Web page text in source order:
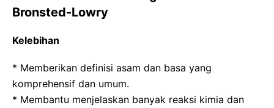
Bronsted-Lowry
Kelebihan
* Memberikan definisi asam dan basa yang
komprehensif dan umum.
* Membantu menjelaskan banyak reaksi kimia dan